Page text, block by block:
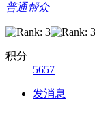
普通帮众
积分
5657
发消息